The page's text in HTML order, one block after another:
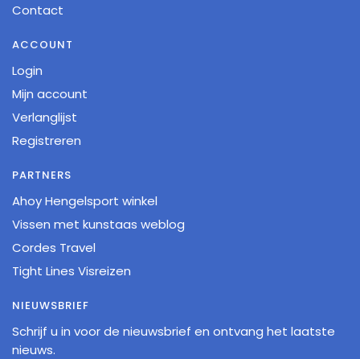
Contact
ACCOUNT
Login
Mijn account
Verlanglijst
Registreren
PARTNERS
Ahoy Hengelsport winkel
Vissen met kunstaas weblog
Cordes Travel
Tight Lines Visreizen
NIEUWSBRIEF
Schrijf u in voor de nieuwsbrief en ontvang het laatste
nieuws.